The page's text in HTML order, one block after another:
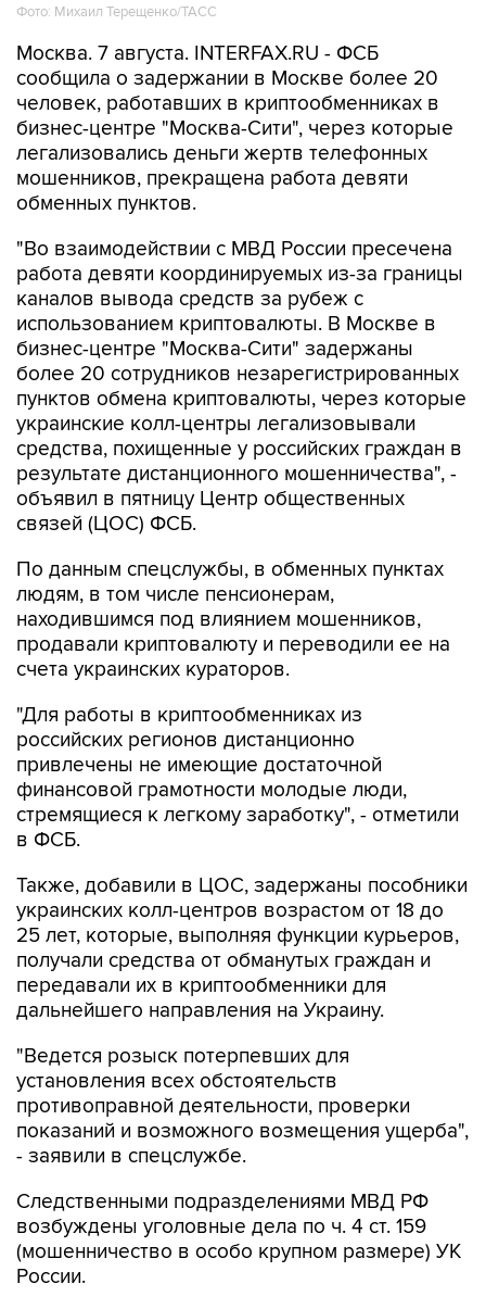
Фото: Михаил Терещенко/ТАСС
Москва. 7 августа. INTERFAX.RU - ФСБ
сообщила о задержании в Москве более 20
человек, работавших в криптообменниках в
бизнес-центре "Москва-Сити", через которые
легализовались деньги жертв телефонных
мошенников, прекращена работа девяти
обменных пунктов.
"Во взаимодействии с МВД России пресечена
работа девяти координируемых из-за границы
каналов вывода средств за рубеж с
использованием криптовалюты. В Москве в
бизнес-центре "Москва-Сити" задержаны
более 20 сотрудников незарегистрированных
пунктов обмена криптовалюты, через которые
украинские колл-центры легализовывали
средства, похищенные у российских граждан в
результате дистанционного мошенничества", -
объявил в пятницу Центр общественных
связей (ЦОС) ФСБ.
По данным спецслужбы, в обменных пунктах
людям, в том числе пенсионерам,
находившимся под влиянием мошенников,
продавали криптовалюту и переводили ее на
счета украинских кураторов.
"Для работы в криптообменниках из
российских регионов дистанционно
привлечены не имеющие достаточной
финансовой грамотности молодые люди,
стремящиеся к легкому заработку", - отметили
в ФСБ.
Также, добавили в ЦОС, задержаны пособники
украинских колл-центров возрастом от 18 до
25 лет, которые, выполняя функции курьеров,
получали средства от обманутых граждан и
передавали их в криптообменники для
дальнейшего направления на Украину.
"Ведется розыск потерпевших для
установления всех обстоятельств
противоправной деятельности, проверки
показаний и возможного возмещения ущерба",
- заявили в спецслужбе.
Следственными подразделениями МВД РФ
возбуждены уголовные дела по ч. 4 ст. 159
(мошенничество в особо крупном размере) УК
России.